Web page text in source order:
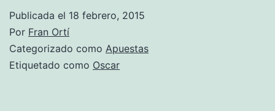
Publicada el 18 febrero, 2015
Por Fran Ortí
Categorizado como Apuestas
Etiquetado como Oscar